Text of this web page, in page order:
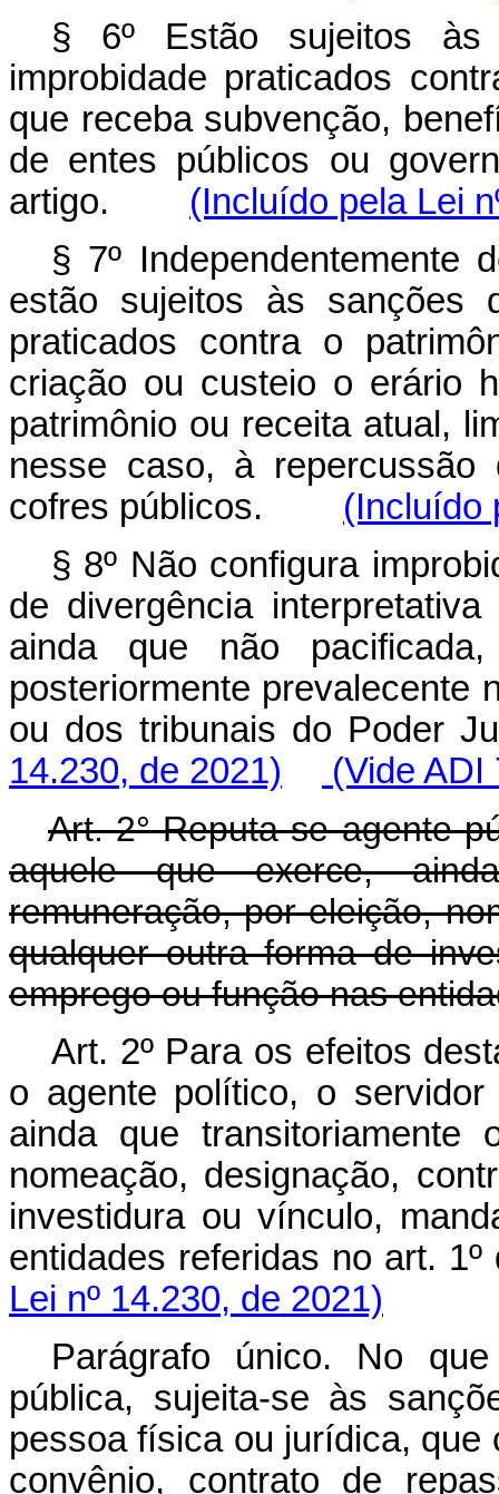
§ 6º Estão sujeitos
improbidade praticados
que receba subvenção,
de entes públicos ou
artigo. (Incluído pela Lei
§ 7º Independentemente
estão sujeitos às sanções
praticados contra o
criação ou custeio o erário
patrimônio ou receita atual,
nesse caso, à
cofres públicos. (Incluído
§ 8º Não configura
de divergência
ainda que não
posteriormente prevalecente
ou dos tribunais do
14.230, de 2021)
(Vide ADI
Art. 2° Reputa-se agente
aquele que exerce,
remuneração, por eleição,
qualquer outra forma de
emprego ou função nas
Art. 2º Para os efeitos
o agente político, o
ainda que transitoriamente
nomeação, designação,
investidura ou vínculo,
entidades referidas no
Lei nº 14.230, de 2021)
Parágrafo único. No
pública, sujeita-se às
pessoa física ou jurídica, que
convênio, contrato de